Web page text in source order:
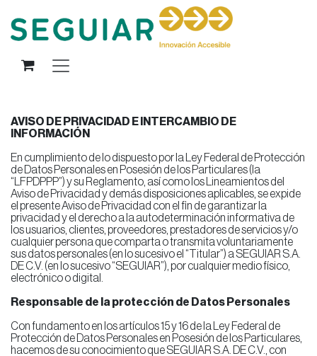
AVISO DE PRIVACIDAD E INTERCAMBIO DE
INFORMACIÓN
En cumplimiento de lo dispuesto por la Ley Federal de Protección
de Datos Personales en Posesión de los Particulares (la
“LFPDPPP”) y su Reglamento, así como los Lineamientos del
Aviso de Privacidad y demás disposiciones aplicables, se expide
el presente Aviso de Privacidad con el fin de garantizar la
privacidad y el derecho a la autodeterminación informativa de
los usuarios, clientes, proveedores, prestadores de servicios y/o
cualquier persona que comparta o transmita voluntariamente
sus datos personales (en lo sucesivo el “Titular”) a SEGUIAR S.A.
DE C.V. (en lo sucesivo “SEGUIAR”), por cualquier medio físico,
electrónico o digital.
Responsable de la protección de Datos Personales
Con fundamento en los artículos 15 y 16 de la Ley Federal de
Protección de Datos Personales en Posesión de los Particulares,
hacemos de su conocimiento que SEGUIAR S.A. DE C.V., con